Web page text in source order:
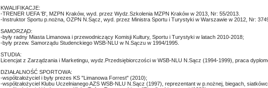
KWALIFIKACJE:
-TRENER UEFA 'B', MZPN Kraków, wyd. przez Wydz.Szkolenia MZPN Kraków w 2013, Nr: 55/2013.
-Instruktor Sportu p.nożna, OZPN N.Sącz, wyd. przez Ministra Sportu i Turystyki w Warszawie w 2012, Nr:
SAMORZĄD:
-były radny Miasta Limanowa i przewodniczący Komisji Kultury, Sportu i Turystyki w latach 2010-2018;
-były przew. Samorządu Studenckiego WSB-NLU w N.Sączu w 1994/1995.
STUDIA:
Licencjat z Zarządzania i Marketingu, wydz.Przedsiębiorczości w WSB-NLU N.Sącz (1994-1999), praca
DZIAŁALNOŚĆ SPORTOWA:
-współzałożyciel i były prezes KS "Limanowa Forrest" (2010);
-współzałożyciel Klubu Uczelnianego AZS WSB-NLU N.Sącz (1997), reprezentant w p.nożnej, biegach,